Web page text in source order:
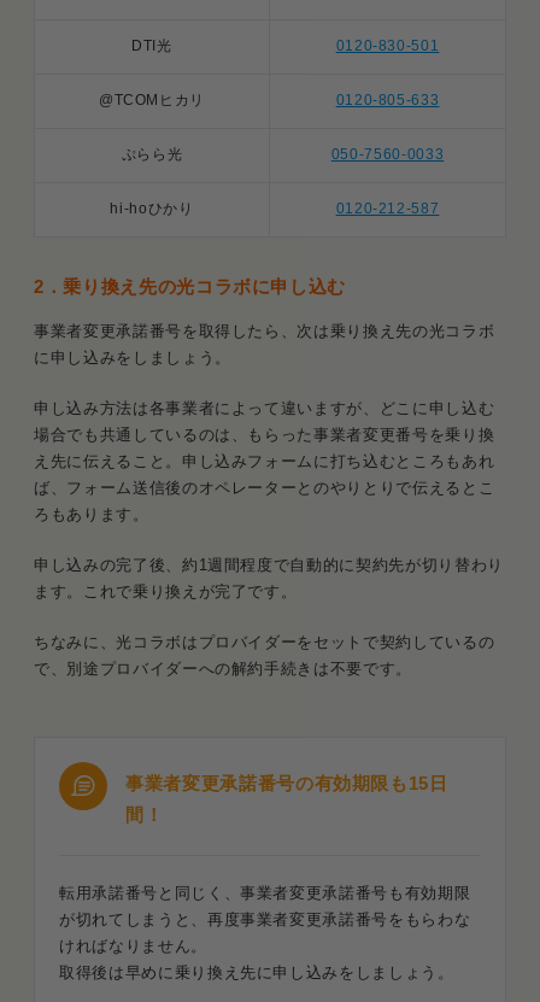
DTI光 0120-830-501
@TCOMヒカリ 0120-805-633
ぷらら光 050-7560-0033
hi-hoひかり 0120-212-587
2．乗り換え先の光コラボに申し込む
事業者変更承諾番号を取得したら、次は乗り換え先の光コラボ
に申し込みをしましょう。
申し込み方法は各事業者によって違いますが、どこに申し込む
場合でも共通しているのは、もらった事業者変更番号を乗り換
え先に伝えること。申し込みフォームに打ち込むところもあれ
ば、フォーム送信後のオペレーターとのやりとりで伝えるとこ
ろもあります。
申し込みの完了後、約1週間程度で自動的に契約先が切り替わり
ます。これで乗り換えが完了です。
ちなみに、光コラボはプロバイダーをセットで契約しているの
で、別途プロバイダーへの解約手続きは不要です。
事業者変更承諾番号の有効期限も15日
間！
転用承諾番号と同じく、事業者変更承諾番号も有効期限
が切れてしまうと、再度事業者変更承諾番号をもらわな
ければなりません。
取得後は早めに乗り換え先に申し込みをしましょう。